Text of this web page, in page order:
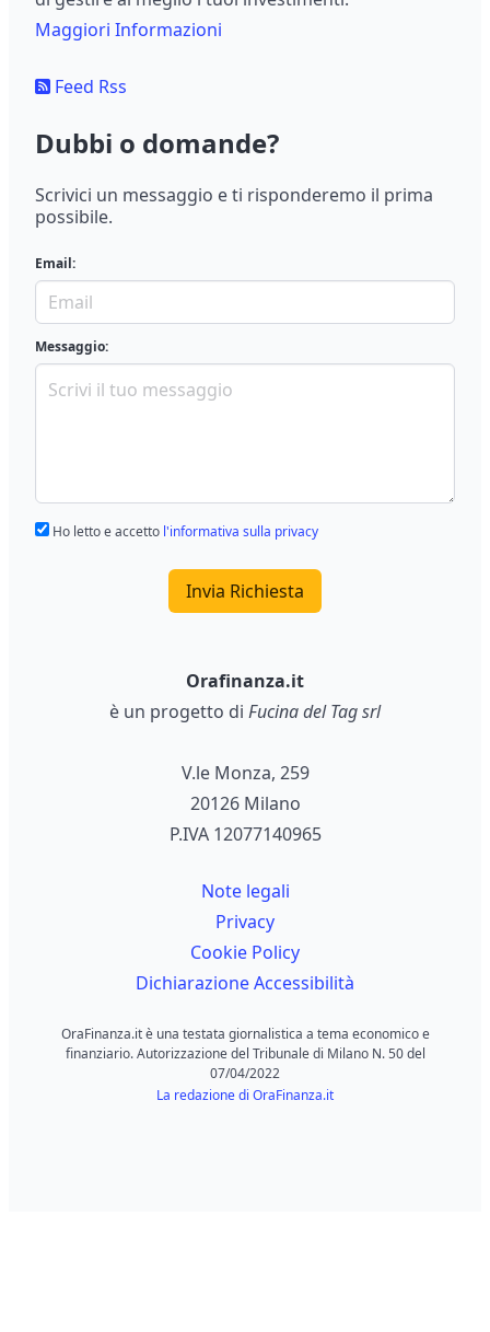
Maggiori Informazioni
Feed Rss
Dubbi o domande?
Scrivici un messaggio e ti risponderemo il prima
possibile.
Email:
Messaggio:
Ho letto e accetto l'informativa sulla privacy
Invia Richiesta
Orafinanza.it
è un progetto di Fucina del Tag srl
V.le Monza, 259
20126 Milano
P.IVA 12077140965
Note legali
Privacy
Cookie Policy
Dichiarazione Accessibilità
OraFinanza.it è una testata giornalistica a tema economico e
finanziario. Autorizzazione del Tribunale di Milano N. 50 del
07/04/2022
La redazione di OraFinanza.it